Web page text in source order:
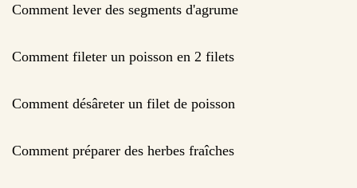
Comment lever des segments d'agrume
Comment fileter un poisson en 2 filets
Comment désâreter un filet de poisson
Comment préparer des herbes fraîches